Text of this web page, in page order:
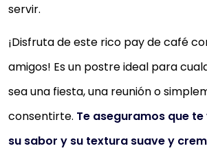
servir.
¡Disfruta de este rico pay de café
amigos! Es un postre ideal para
sea una fiesta, una reunión o
consentirte. Te aseguramos que
su sabor y su textura suave y